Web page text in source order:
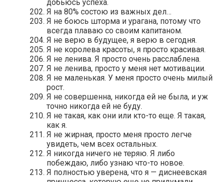
добьюсь успеха.
Я на 80% состою из важных дел…
Я не боюсь шторма и урагана, потому что
всегда плаваю со своим капитаном.
Я не верю в будущее, я верю в сегодня.
Я не королева красоты, я просто красивая.
Я не ленива. Я просто очень расслаблена.
Я не ленива, просто у меня нет мотивации.
Я не маленькая. У меня просто очень милый
рост.
Я не совершенна, никогда ей не была, и уж
точно никогда ей не буду.
Я не такая, как они или кто-то еще. Я такая,
как я.
Я не жирная, просто меня просто легче
увидеть, чем всех остальных.
Я никогда ничего не теряю. Я либо
побеждаю, либо узнаю что-то новое.
Я полностью уверена, что я — диснеевская